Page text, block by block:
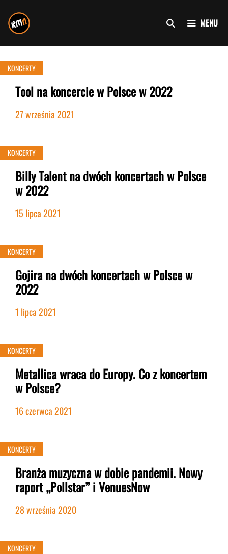
treści
MENU
KONCERTY
Tool na koncercie w Polsce w 2022
27 września 2021
KONCERTY
Billy Talent na dwóch koncertach w Polsce
w 2022
15 lipca 2021
KONCERTY
Gojira na dwóch koncertach w Polsce w
2022
1 lipca 2021
KONCERTY
Metallica wraca do Europy. Co z koncertem
w Polsce?
16 czerwca 2021
KONCERTY
Branża muzyczna w dobie pandemii. Nowy
raport „Pollstar” i VenuesNow
28 września 2020
KONCERTY